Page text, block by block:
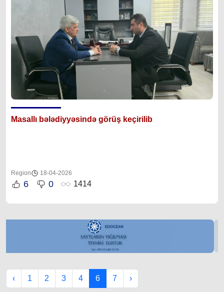
Masallı bələdiyyəsində görüş keçirilib
Region 18-04-2026
6 0 1414
‹ 1 2 3 4 6 7 ›